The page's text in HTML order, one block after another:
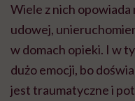
Wiele z nich opowiada
udowej,
w domach opieki. I w
dużo emocji, bo
jest traumatyczne i